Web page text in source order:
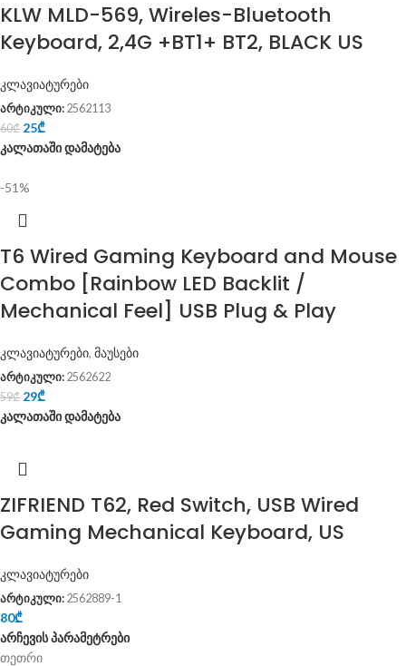
KLW MLD-569, Wireles-Bluetooth
Keyboard, 2,4G +BT1+ BT2, BLACK US
კლავიატურები
არტიკული: 2562113
60₾ 25₾
კალათაში დამატება
-51%
T6 Wired Gaming Keyboard and Mouse
Combo [Rainbow LED Backlit /
Mechanical Feel] USB Plug & Play
კლავიატურები, მაუსები
არტიკული: 2562622
59₾ 29₾
კალათაში დამატება
ZIFRIEND T62, Red Switch, USB Wired
Gaming Mechanical Keyboard, US
კლავიატურები
არტიკული: 2562889-1
80₾
არჩევის პარამეტრები
თეთრი